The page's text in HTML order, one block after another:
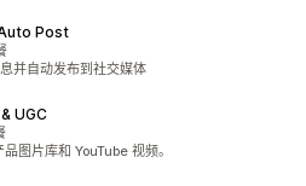
Post
并自动发布到社交媒体
UGC
图片库和 YouTube 视频。